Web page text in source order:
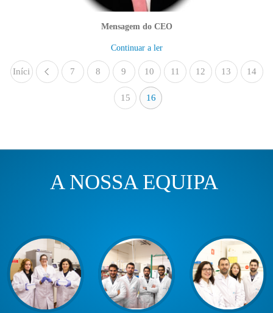
Mensagem do CEO
Continuar a ler
Iníci «
7 8 9 10 11 12 13 14
15 16
A NOSSA EQUIPA